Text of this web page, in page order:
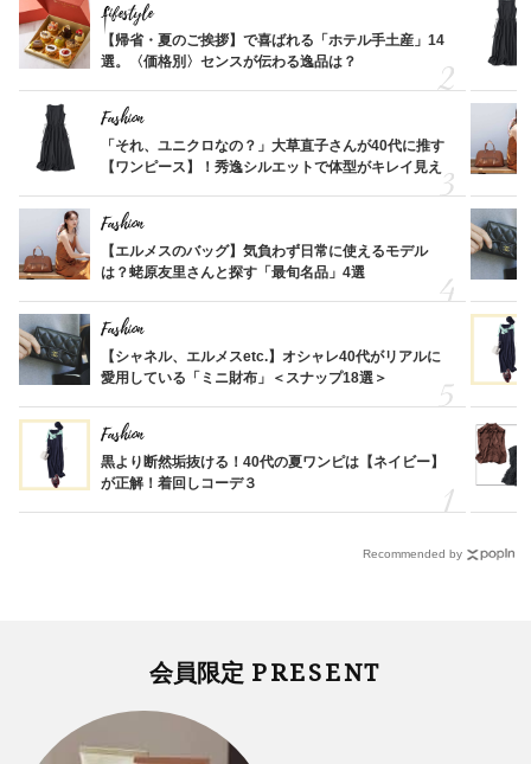
Lifestyle
【帰省・夏のご挨拶】で喜ばれる「ホテル手土産」14
選。〈価格別〉センスが伝わる逸品は？
Fashion
「それ、ユニクロなの？」大草直子さんが40代に推す
【ワンピース】！秀逸シルエットで体型がキレイ見え
Fashion
【エルメスのバッグ】気負わず日常に使えるモデル
は？蛯原友里さんと探す「最旬名品」4選
Fashion
【シャネル、エルメスetc.】オシャレ40代がリアルに
愛用している「ミニ財布」＜スナップ18選＞
Fashion
黒より断然垢抜ける！40代の夏ワンピは【ネイビー】
が正解！着回しコーデ３
Recommended by
会員限定 PRESENT